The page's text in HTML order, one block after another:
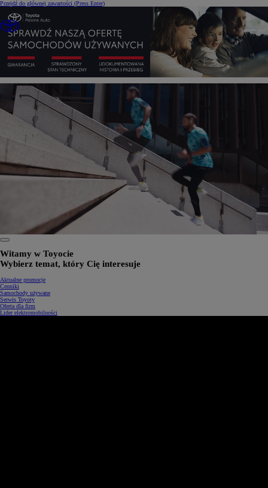
Przejdź do głównej zawartości (Press Enter)
0:24 / 1:34
Witamy w Toyocie
Wybierz temat, który Cię interesuje
Aktualne promocje
Cenniki
Samochody używane
Serwis Toyoty
Oferta dla firm
Lider elektromobilności